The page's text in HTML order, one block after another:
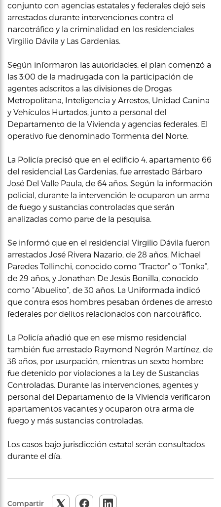
conjunto con agencias estatales y federales dejó seis
arrestados durante intervenciones contra el
narcotráfico y la criminalidad en los residenciales
Virgilio Dávila y Las Gardenias.
Según informaron las autoridades, el plan comenzó a
las 3:00 de la madrugada con la participación de
agentes adscritos a las divisiones de Drogas
Metropolitana, Inteligencia y Arrestos, Unidad Canina
y Vehículos Hurtados, junto a personal del
Departamento de la Vivienda y agencias federales. El
operativo fue denominado Tormenta del Norte.
La Policía precisó que en el edificio 4, apartamento 66
del residencial Las Gardenias, fue arrestado Bárbaro
José Del Valle Paula, de 64 años. Según la información
policial, durante la intervención le ocuparon un arma
de fuego y sustancias controladas que serán
analizadas como parte de la pesquisa.
Se informó que en el residencial Virgilio Dávila fueron
arrestados José Rivera Nazario, de 28 años, Michael
Paredes Tollinchi, conocido como “Tractor” o “Tonka”,
de 29 años, y Jonathan De Jesús Bonilla, conocido
como “Abuelito”, de 30 años. La Uniformada indicó
que contra esos hombres pesaban órdenes de arresto
federales por delitos relacionados con narcotráfico.
La Policía añadió que en ese mismo residencial
también fue arrestado Raymond Negrón Martínez, de
38 años, por usurpación, mientras un sexto hombre
fue detenido por violaciones a la Ley de Sustancias
Controladas. Durante las intervenciones, agentes y
personal del Departamento de la Vivienda verificaron
apartamentos vacantes y ocuparon otra arma de
fuego y más sustancias controladas.
Los casos bajo jurisdicción estatal serán consultados
durante el día.
Compartir